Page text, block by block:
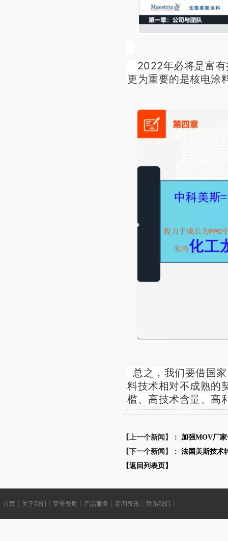
2022年必将是富
更为重要的是核电涂
总之，我们要借国
料技术相对不成熟的
槛、高技术含量、高
【上一个新闻】： 加强MOV厂
【下一个新闻】： 法国美斯技术
【返回列表页】
首页 关于我们 荣誉资质 产品服务 新闻资讯 联系我们